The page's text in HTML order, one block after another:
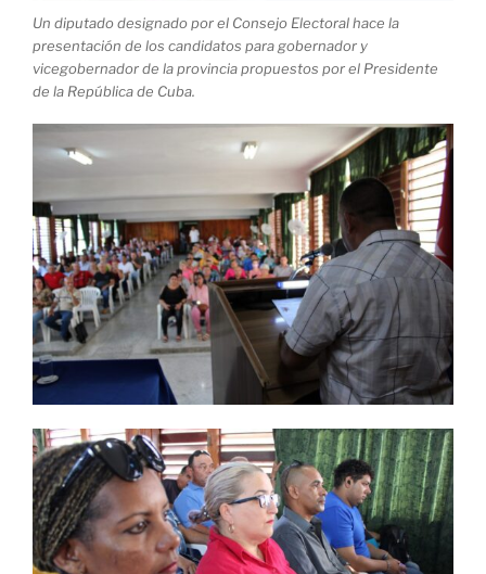
Un diputado designado por el Consejo Electoral hace la
presentación de los candidatos para gobernador y
vicegobernador de la provincia propuestos por el Presidente
de la República de Cuba.